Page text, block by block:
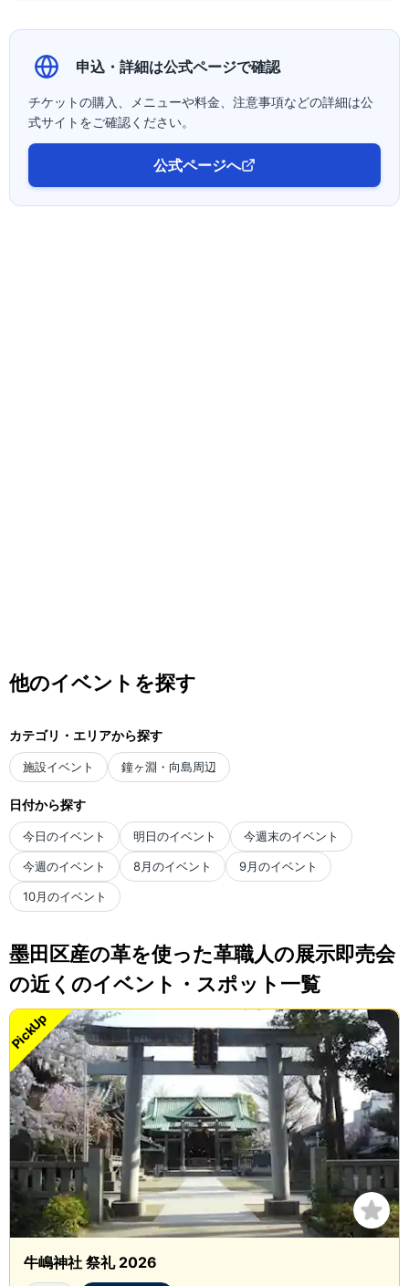
申込・詳細は公式ページで確認
チケットの購入、メニューや料金、注意事項などの詳細は公
式サイトをご確認ください。
公式ページへ
他のイベントを探す
カテゴリ・エリアから探す
施設イベント 鐘ヶ淵・向島周辺
日付から探す
今日のイベント 明日のイベント 今週末のイベント
今週のイベント 8月のイベント 9月のイベント
10月のイベント
墨田区産の革を使った革職人の展示即売会
の近くのイベント・スポット一覧
PickUp
牛嶋神社 祭礼 2026